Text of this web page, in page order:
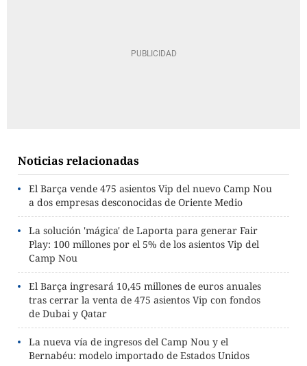
Noticias relacionadas
El Barça vende 475 asientos Vip del nuevo Camp Nou
a dos empresas desconocidas de Oriente Medio
La solución 'mágica' de Laporta para generar Fair
Play: 100 millones por el 5% de los asientos Vip del
Camp Nou
El Barça ingresará 10,45 millones de euros anuales
tras cerrar la venta de 475 asientos Vip con fondos
de Dubai y Qatar
La nueva vía de ingresos del Camp Nou y el
Bernabéu: modelo importado de Estados Unidos